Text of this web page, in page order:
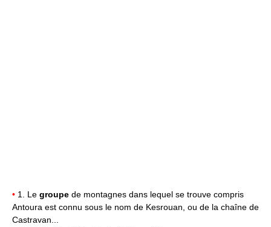
• 1. Le groupe de montagnes dans lequel se trouve compris
Antoura est connu sous le nom de Kesrouan, ou de la chaîne de
Castravan...